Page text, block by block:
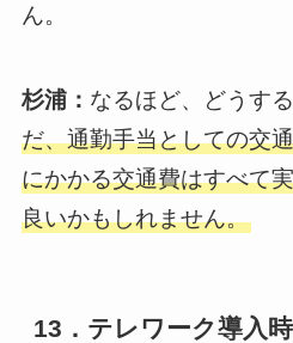
ん。
杉浦： なるほど、どうす
だ、通勤手当としての交
にかかる交通費はすべて
良いかもしれません。
13．テレワーク導入